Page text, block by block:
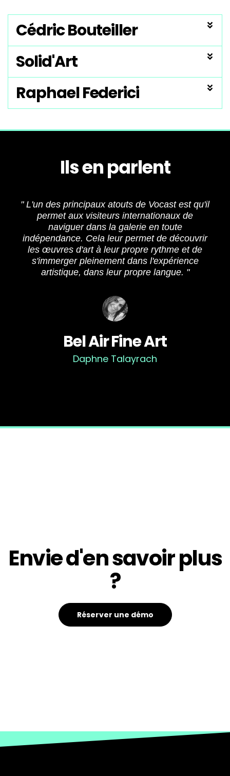
Cédric Bouteiller
Solid'Art
Raphael Federici
Ils en parlent
" L'un des principaux atouts de Vocast est qu'il
permet aux visiteurs internationaux de
naviguer dans la galerie en toute
indépendance. Cela leur permet de découvrir
les œuvres d'art à leur propre rythme et de
s'immerger pleinement dans l'expérience
artistique, dans leur propre langue. "
Bel Air Fine Art
Daphne Talayrach
Envie d'en savoir plus
?
Réserver une démo